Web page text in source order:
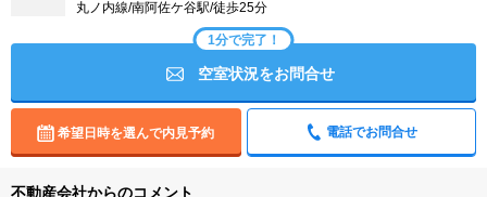
丸ノ内線/南阿佐ケ谷駅/徒歩25分
1分で完了！
空室状況をお問合せ
希望日時を選んで内見予約 電話でお問合せ
不動産会社からのコメント